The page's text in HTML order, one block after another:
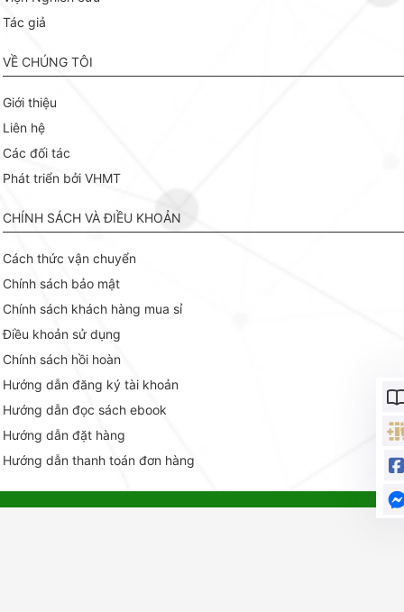
Tác giả
VỀ CHÚNG TÔI
Giới thiệu
Liên hệ
Các đối tác
Phát triển bởi VHMT
CHÍNH SÁCH VÀ ĐIỀU KHOẢN
Cách thức vận chuyển
Chính sách bảo mật
Chính sách khách hàng mua sỉ
Điều khoản sử dụng
Chính sách hồi hoàn
Hướng dẫn đăng ký tài khoản
Hướng dẫn đọc sách ebook
Hướng dẫn đặt hàng
Hướng dẫn thanh toán đơn hàng